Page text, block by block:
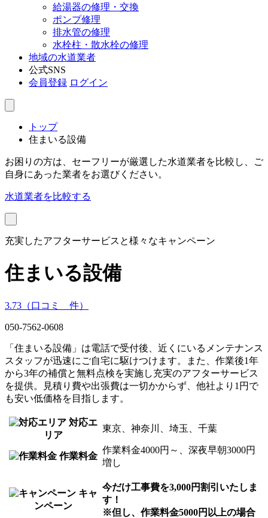
給湯器の修理・交換
ポンプ修理
排水管の修理
水栓柱・散水栓の修理
地域の水道業者
公式SNS
会員登録 ログイン
トップ
住まいる設備
お困りの方は、セーフリーが厳選した水道業者を比較し、ご
自身にあった業者をお選びください。
水道業者を比較する
充実したアフターサービスと様々なキャンペーン
住まいる設備
3.73 （口コミ 件）
050-7562-0608
「住まいる設備」は電話で受付後、近くにいるメンテナンス
スタッフが迅速にご自宅に駆けつけます。また、作業後1年
から3年の補償と無料点検を実施し充実のアフターサービス
を提供。見積り費や出張費は一切かからず、他社より1円で
も安い低価格を目指します。
対応エ
リア
東京、神奈川、埼玉、千葉
作業料金
作業料金4000円～、深夜早朝3000円
増し
キャ
ンペーン
今だけ工事費を3,000円割引いたしま
す！
※但し、作業料金5000円以上の場合